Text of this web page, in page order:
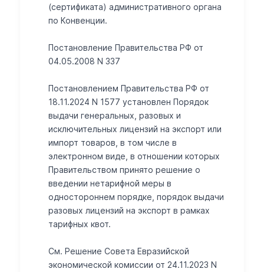
(сертификата) административного органа
по Конвенции.
Постановление Правительства РФ от
04.05.2008 N 337
Постановлением Правительства РФ от
18.11.2024 N 1577 установлен Порядок
выдачи генеральных, разовых и
исключительных лицензий на экспорт или
импорт товаров, в том числе в
электронном виде, в отношении которых
Правительством принято решение о
введении нетарифной меры в
одностороннем порядке, порядок выдачи
разовых лицензий на экспорт в рамках
тарифных квот.
См. Решение Совета Евразийской
экономической комиссии от 24.11.2023 N